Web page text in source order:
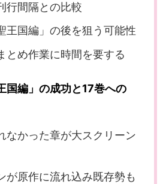
行間隔との比較
王国編」の後を狙う可能性
とめ作業に時間を要する
国編」の成功と17巻への
なかった章が大スクリーン
が原作に流れ込み既存勢も